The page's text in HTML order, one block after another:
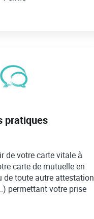
pratiques
de votre carte vitale à
carte de mutuelle en
de toute autre attestation
permettant votre prise